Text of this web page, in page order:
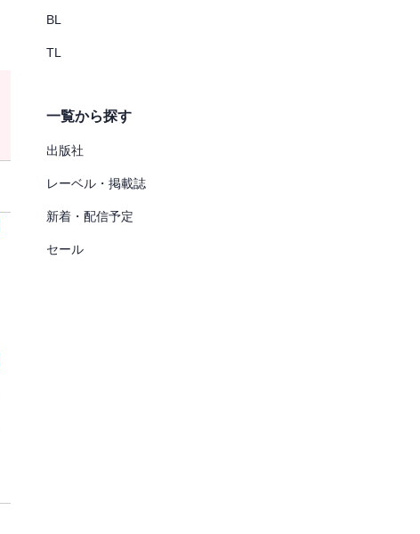
BL
TL
一覧から探す
出版社
レーベル・掲載誌
新着・配信予定
セール